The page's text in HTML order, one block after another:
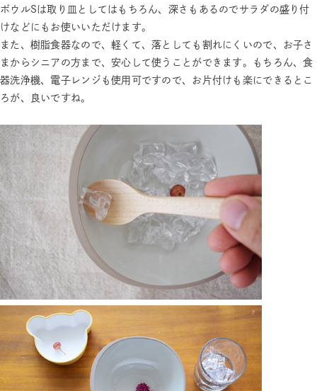
ボウルSは取り皿としてはもちろん、深さもあるのでサラダの盛り付
けなどにもお使いいただけます。
また、樹脂食器なので、軽くて、落としても割れにくいので、お子さ
まからシニアの方まで、安心して使うことができます。もちろん、食
器洗浄機、電子レンジも使用可ですので、お片付けも楽にできるとこ
ろが、良いですね。